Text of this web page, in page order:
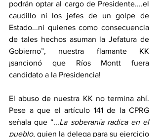
podrán optar al cargo de Presidente....el
caudillo ni los jefes de un golpe de
Estado...ni quienes como consecuencia
de tales hechos asuman la Jefatura de
Gobierno”, nuestra flamante KK
¡sancionó que Ríos Montt fuera
candidato a la Presidencia!
El abuso de nuestra KK no termina ahí.
Pese a que el artículo 141 de la CPRG
señala que “...La soberanía radica en el
pueblo, quien la delega para su ejercicio